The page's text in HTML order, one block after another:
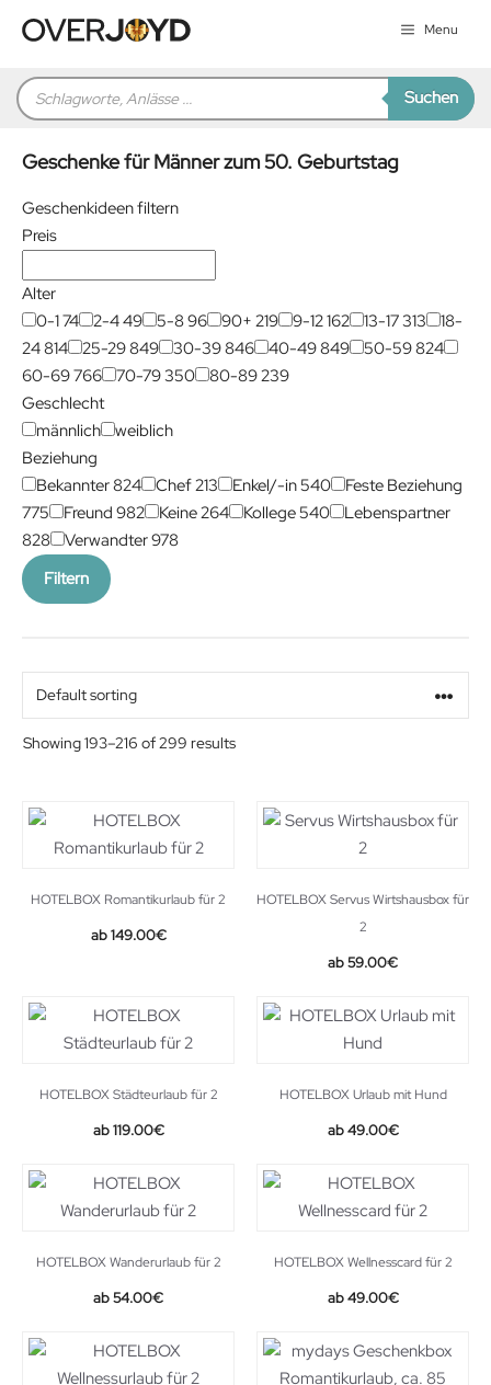
Inhalt
Menu
Products
search Suchen
Geschenke für Männer zum 50. Geburtstag
Geschenkideen filtern
Preis
Alter
0-174 2-449 5-896 90+ 219 9-12162 13-17313
18-
24814 25-29849 30-39846 40-49849 50-59824
60-69766 70-79350 80-89239
Geschlecht
männlich
weiblich
Beziehung
Bekannter824 Chef213 Enkel/-in540
Feste Beziehung
775
Freund 982 Keine264 Kollege540
Lebenspartner
828
Verwandter978
Filtern
Showing 193–216 of 299 results
HOTELBOX Romantikurlaub für 2
149.00€
HOTELBOX Servus Wirtshausbox für
2
59.00€
HOTELBOX Städteurlaub für 2
119.00€
HOTELBOX Urlaub mit Hund
49.00€
HOTELBOX Wanderurlaub für 2
54.00€
HOTELBOX Wellnesscard für 2
49.00€